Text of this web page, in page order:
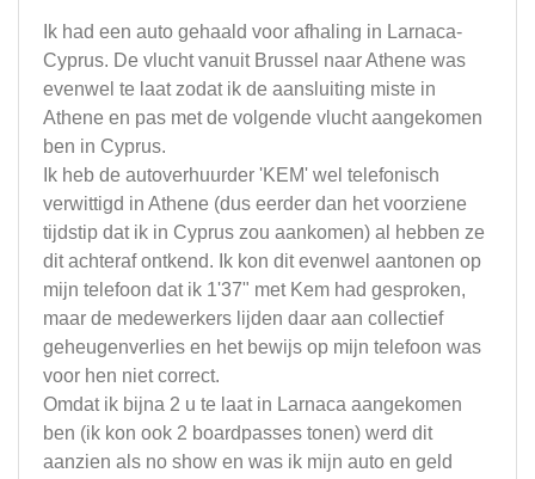
Ik had een auto gehaald voor afhaling in Larnaca-
Cyprus. De vlucht vanuit Brussel naar Athene was
evenwel te laat zodat ik de aansluiting miste in
Athene en pas met de volgende vlucht aangekomen
ben in Cyprus.
Ik heb de autoverhuurder 'KEM' wel telefonisch
verwittigd in Athene (dus eerder dan het voorziene
tijdstip dat ik in Cyprus zou aankomen) al hebben ze
dit achteraf ontkend. Ik kon dit evenwel aantonen op
mijn telefoon dat ik 1'37" met Kem had gesproken,
maar de medewerkers lijden daar aan collectief
geheugenverlies en het bewijs op mijn telefoon was
voor hen niet correct.
Omdat ik bijna 2 u te laat in Larnaca aangekomen
ben (ik kon ook 2 boardpasses tonen) werd dit
aanzien als no show en was ik mijn auto en geld